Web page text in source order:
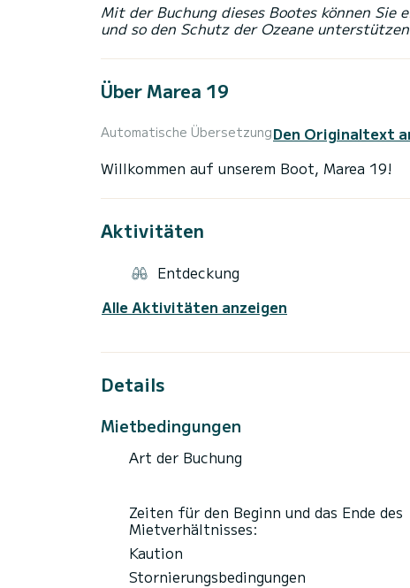
Mit der Buchung dieses Bootes können Sie
und so den Schutz der Ozeane
Über Marea 19
Automatische ÜbersetzungDen Originaltext
Aktivitäten
Entdeckung
Alle Aktivitäten anzeigen
Details
Mietbedingungen
Art der Buchung
Zeiten für den Beginn und das Ende des
Mietverhältnisses:
Kaution
Stornierungsbedingungen